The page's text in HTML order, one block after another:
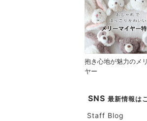
抱き心地が魅力のメ
ヤー
SNS 最新情報は
Staff Blog